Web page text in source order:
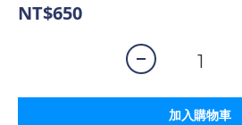
NT$650
加入購物車